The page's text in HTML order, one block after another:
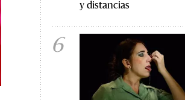
y distancias
6